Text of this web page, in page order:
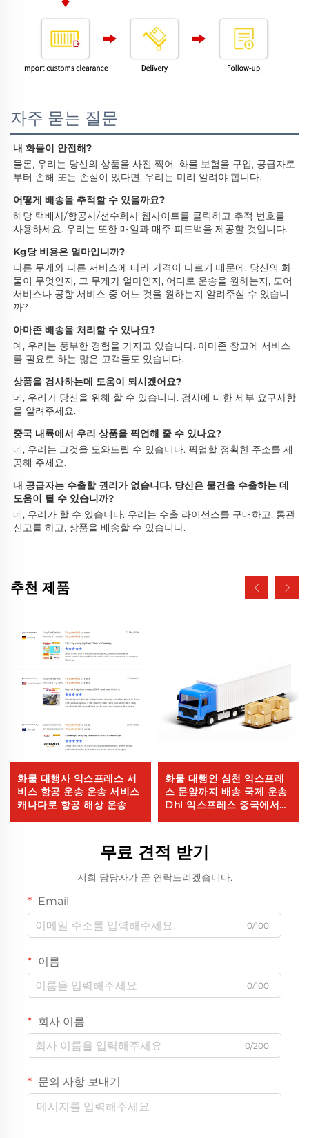
자주 묻는 질문
내 화물이 안전해?
물론, 우리는 당신의 상품을 사진 찍어, 화물 보험을 구입, 공급자로
부터 손해 또는 손실이 있다면, 우리는 미리 알려야 합니다.
어떻게 배송을 추적할 수 있을까요?
해당 택배사/항공사/선수회사 웹사이트를 클릭하고 추적 번호를
사용하세요. 우리는 또한 매일과 매주 피드백을 제공할 것입니다.
Kg당 비용은 얼마입니까?
다른 무게와 다른 서비스에 따라 가격이 다르기 때문에, 당신의 화
물이 무엇인지, 그 무게가 얼마인지, 어디로 운송을 원하는지, 도어
서비스나 공항 서비스 중 어느 것을 원하는지 알려주실 수 있습니
까?
아마존 배송을 처리할 수 있나요?
예, 우리는 풍부한 경험을 가지고 있습니다. 아마존 창고에 서비스
를 필요로 하는 많은 고객들도 있습니다.
상품을 검사하는데 도움이 되시겠어요?
네, 우리가 당신을 위해 할 수 있습니다. 검사에 대한 세부 요구사항
을 알려주세요.
중국 내륙에서 우리 상품을 픽업해 줄 수 있나요?
네, 우리는 그것을 도와드릴 수 있습니다. 픽업할 정확한 주소를 제
공해 주세요.
내 공급자는 수출할 권리가 없습니다. 당신은 물건을 수출하는 데
도움이 될 수 있습니까?
네, 우리가 할 수 있습니다. 우리는 수출 라이선스를 구매하고, 통관
신고를 하고, 상품을 배송할 수 있습니다.
추천 제품
화물 대행사 익스프레스 서
비스 항공 운송 운송 서비스
캐나다로 항공 해상 운송
화물 대행인 심천 익스프레
스 문앞까지 배송 국제 운송
Dhl 익스프레스 중국에서
무료 견적 받기
저희 담당자가 곧 연락드리겠습니다.
Email
0/100
이름
0/100
회사 이름
0/200
문의 사항 보내기